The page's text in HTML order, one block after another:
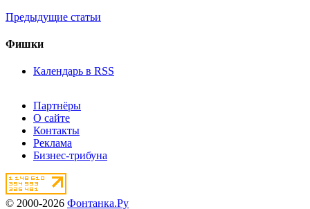
Предыдущие статьи
Фишки
Календарь в RSS
Партнёры
О сайте
Контакты
Реклама
Бизнес-трибуна
© 2000-2026 Фонтанка.Ру